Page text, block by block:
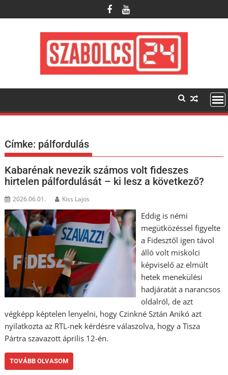
to
Címke: pálfordulás
Kabarénak nevezik számos volt fideszes
hirtelen pálfordulását – ki lesz a következő?
2026.06.01. Kiss Lajos
Eddig is némi
megütközéssel figyelte
a Fidesztől igen távol
álló volt miskolci
képviselő az elmúlt
hetek menekülési
hadjáratát a narancsos
oldalról, de azt
végképp képtelen lenyelni, hogy Czinkné Sztán Anikó azt
nyilatkozta az RTL-nek kérdésre válaszolva, hogy a Tisza
Pártra szavazott április 12-én.
TOVÁBB OLVASOM